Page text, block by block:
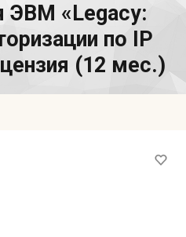
ЭВМ «Legacy:
по IP
(12 мес.)